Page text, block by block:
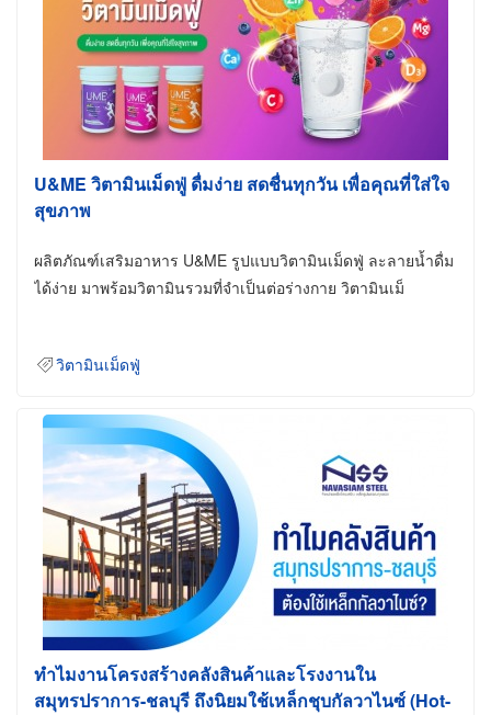
U&ME วิตามินเม็ดฟู่ ดื่มง่าย สดชื่นทุกวัน เพื่อคุณที่ใส่ใจ
สุขภาพ
ผลิตภัณฑ์เสริมอาหาร U&ME รูปแบบวิตามินเม็ดฟู่ ละลายน้ำดื่ม
ได้ง่าย มาพร้อมวิตามินรวมที่จำเป็นต่อร่างกาย วิตามินเม็
วิตามินเม็ดฟู่
ทำไมงานโครงสร้างคลังสินค้าและโรงงานใน
สมุทรปราการ-ชลบุรี ถึงนิยมใช้เหล็กชุบกัลวาไนซ์ (Hot-